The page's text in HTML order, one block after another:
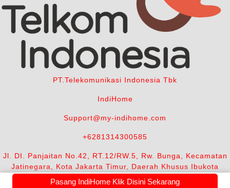
PT.Telekomunikasi Indonesia Tbk
IndiHome
Support@my-indihome.com
+6281314300585
Jl. DI. Panjaitan No.42, RT.12/RW.5, Rw. Bunga, Kecamatan
Jatinegara, Kota Jakarta Timur, Daerah Khusus Ibukota
Jakarta 13350
Pasang IndiHome Klik Disini Sekarang